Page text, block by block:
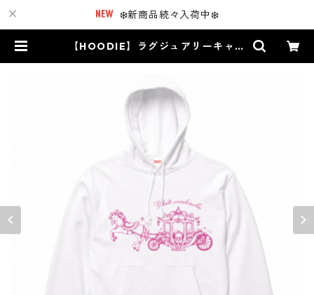
❄️新商品続々入荷中❄️
【HOODIE】ラグジュアリーキャリ